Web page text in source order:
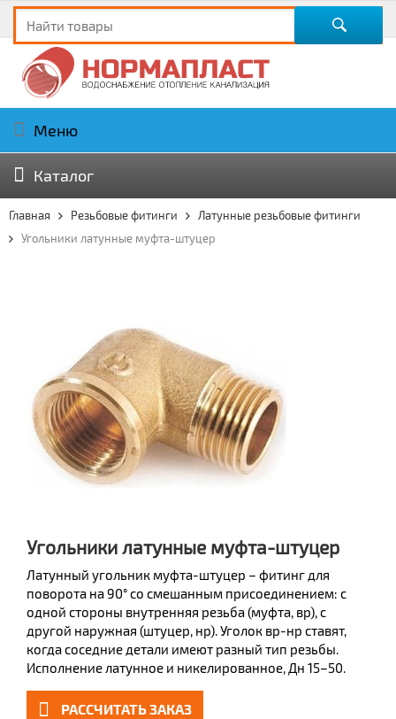
Меню
Каталог
Главная Резьбовые фитинги
Латунные резьбовые фитинги
Угольники латунные муфта-штуцер
Угольники латунные муфта-штуцер
Латунный угольник муфта-штуцер – фитинг для
поворота на 90° со смешанным присоединением: с
одной стороны внутренняя резьба (муфта, вр), с
другой наружная (штуцер, нр). Уголок вр-нр ставят,
когда соседние детали имеют разный тип резьбы.
Исполнение латунное и никелированное, Дн 15–50.
РАССЧИТАТЬ ЗАКАЗ